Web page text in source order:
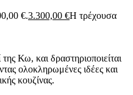
€.3.300,00 €Η τρέχουσα
Κω, και δραστηριοποιείται
ολοκληρωμένες ιδέες και
κουζίνας.